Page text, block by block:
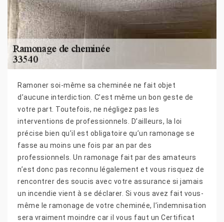
Ramoner soi-même sa cheminée ne fait objet
d’aucune interdiction. C’est même un bon geste de
votre part. Toutefois, ne négligez pas les
interventions de professionnels. D’ailleurs, la loi
précise bien qu’il est obligatoire qu’un ramonage se
fasse au moins une fois par an par des
professionnels. Un ramonage fait par des amateurs
n’est donc pas reconnu légalement et vous risquez de
rencontrer des soucis avec votre assurance si jamais
un incendie vient à se déclarer. Si vous avez fait vous-
même le ramonage de votre cheminée, l’indemnisation
sera vraiment moindre car il vous faut un Certificat